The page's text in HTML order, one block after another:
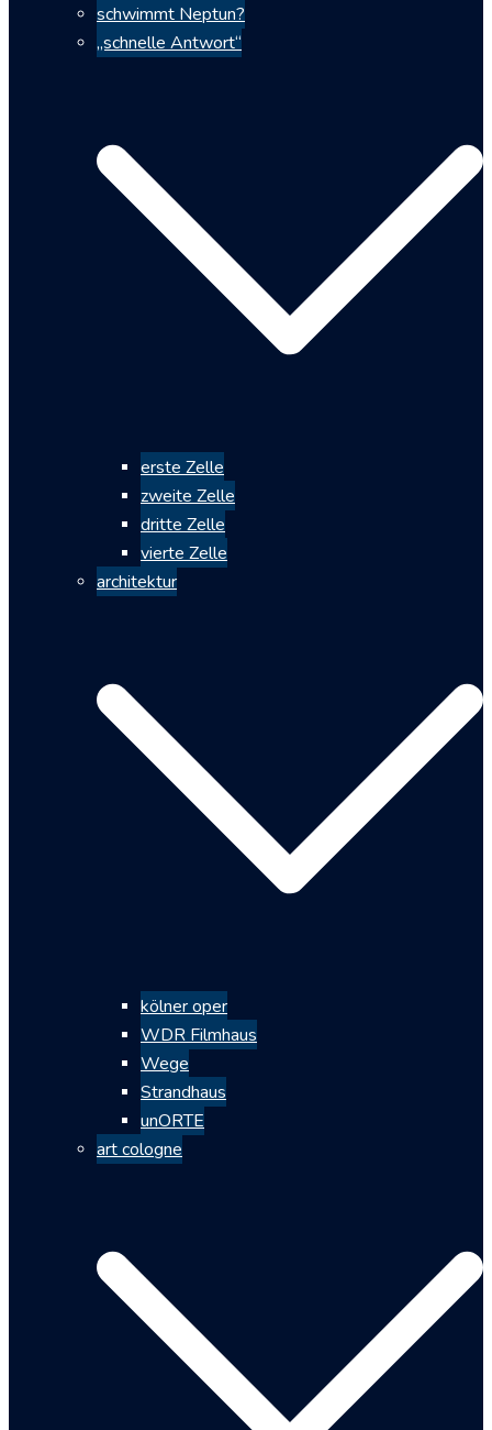
schwimmt Neptun?
„schnelle Antwort“
erste Zelle
zweite Zelle
dritte Zelle
vierte Zelle
architektur
kölner oper
WDR Filmhaus
Wege
Strandhaus
unORTE
art cologne